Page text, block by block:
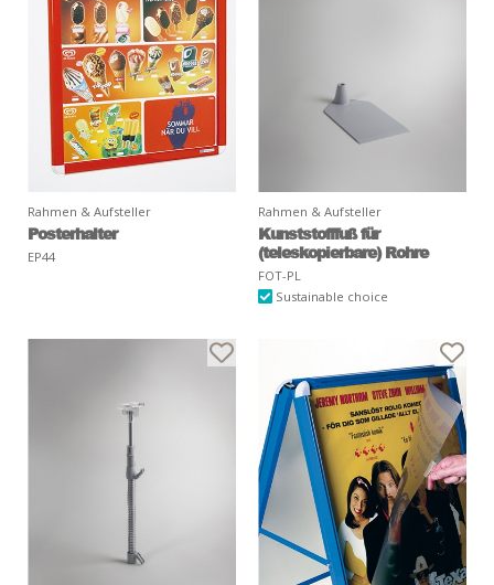
Rahmen & Aufsteller
Posterhalter
EP44
Rahmen & Aufsteller
Kunststofffuß für
(teleskopierbare) Rohre
FOT-PL
Sustainable choice